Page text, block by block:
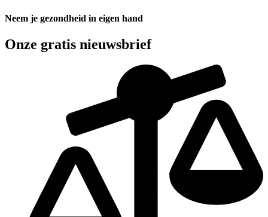
Neem je gezondheid in eigen hand
Onze gratis nieuwsbrief